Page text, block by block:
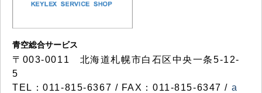
青空総合サービス
〒003-0011 北海道札幌市白石区中央一条5-12-
5
TEL：011-815-6367 / FAX：011-815-6347 / a